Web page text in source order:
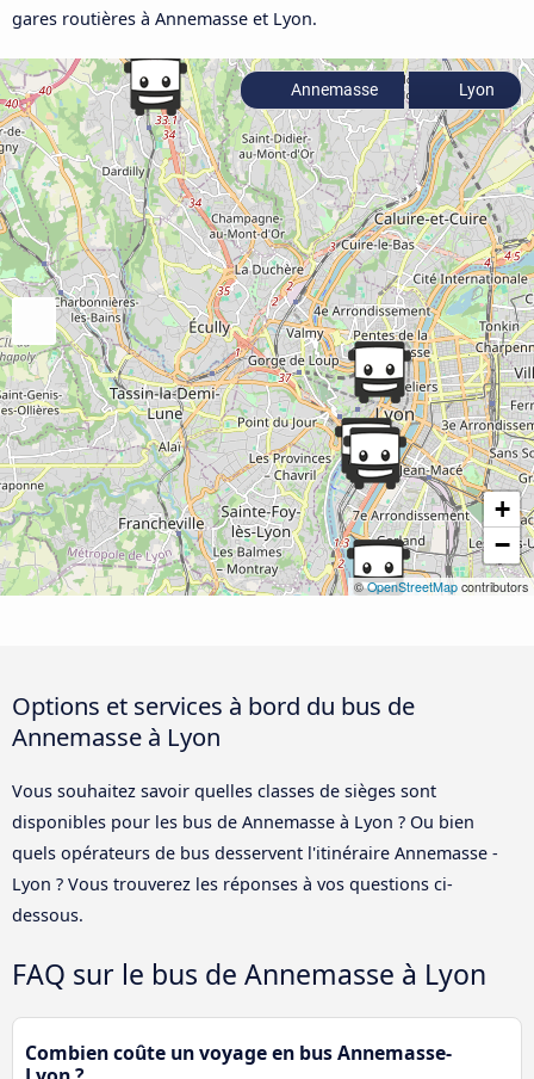
gares routières à Annemasse et Lyon.
+
−
©OpenStreetMap contributors
Annemasse Lyon
Options et services à bord du bus de
Annemasse à Lyon
Vous souhaitez savoir quelles classes de sièges sont
disponibles pour les bus de Annemasse à Lyon ? Ou bien
quels opérateurs de bus desservent l'itinéraire Annemasse -
Lyon ? Vous trouverez les réponses à vos questions ci-
dessous.
FAQ sur le bus de Annemasse à Lyon
Combien coûte un voyage en bus Annemasse-